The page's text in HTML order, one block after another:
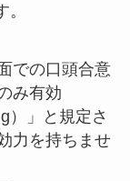
での口頭合意
み有効
）」と規定さ
力を持ちませ